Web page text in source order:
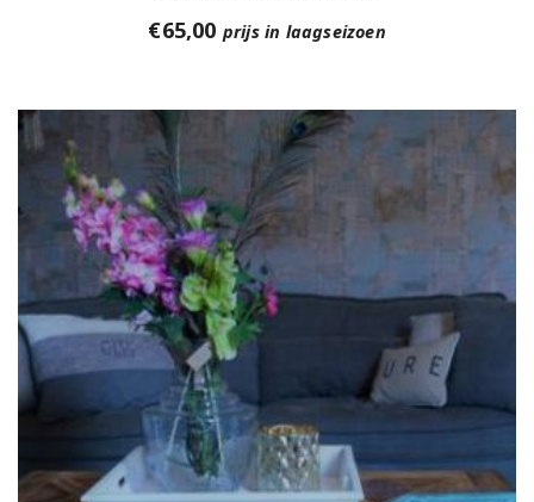
€65,00 prijs in laagseizoen